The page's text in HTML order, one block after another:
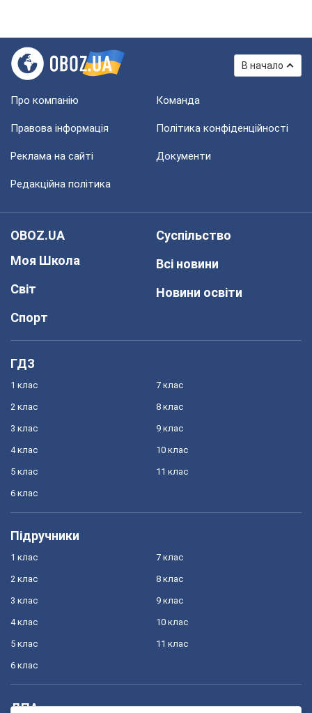
В начало
Про компанію Команда
Правова інформація Політика конфіденційності
Реклама на сайті Документи
Редакційна політика
OBOZ.UA
Моя Школа
Світ
Спорт
Суспільство
Всі новини
Новини освіти
ГДЗ
1 клас
2 клас
3 клас
4 клас
5 клас
6 клас
7 клас
8 клас
9 клас
10 клас
11 клас
Підручники
1 клас
2 клас
3 клас
4 клас
5 клас
6 клас
7 клас
8 клас
9 клас
10 клас
11 клас
ДПА